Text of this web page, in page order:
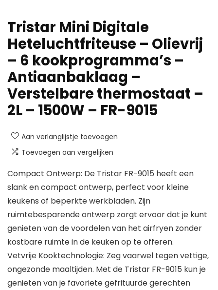
Tristar Mini Digitale
Heteluchtfriteuse – Olievrij
– 6 kookprogramma’s –
Antiaanbaklaag –
Verstelbare thermostaat –
2L – 1500W – FR-9015
Aan verlanglijstje toevoegen
Toevoegen aan vergelijken
Compact Ontwerp: De Tristar FR-9015 heeft een
slank en compact ontwerp, perfect voor kleine
keukens of beperkte werkbladen. Zijn
ruimtebesparende ontwerp zorgt ervoor dat je kunt
genieten van de voordelen van het airfryen zonder
kostbare ruimte in de keuken op te offeren.
Vetvrije Kooktechnologie: Zeg vaarwel tegen vettige,
ongezonde maaltijden. Met de Tristar FR-9015 kun je
genieten van je favoriete gefrituurde gerechten